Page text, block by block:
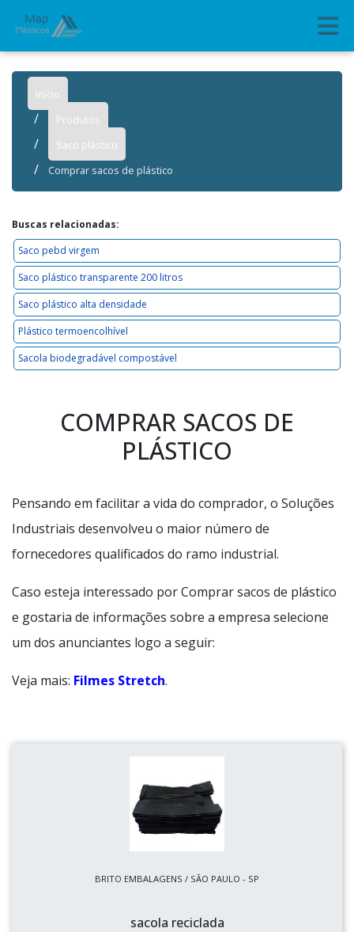
Início
Produtos
Saco plástico
Comprar sacos de plástico
Buscas relacionadas:
Saco pebd virgem
Saco plástico transparente 200 litros
Saco plástico alta densidade
Plástico termoencolhível
Sacola biodegradável compostável
COMPRAR SACOS DE
PLÁSTICO
Pensando em facilitar a vida do comprador, o Soluções
Industriais desenvolveu o maior número de
fornecedores qualificados do ramo industrial.
Caso esteja interessado por Comprar sacos de plástico
e gostaria de informações sobre a empresa selecione
um dos anunciantes logo a seguir:
Veja mais: Filmes Stretch.
BRITO EMBALAGENS / SÃO PAULO - SP
sacola reciclada